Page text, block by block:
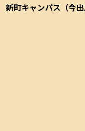
新町キャンパス（今出